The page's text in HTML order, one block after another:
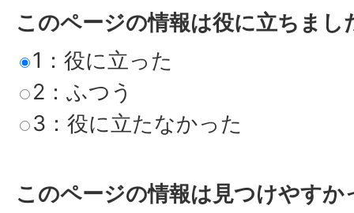
このページの情報は役に立ちまし
1：役に立った
2：ふつう
3：役に立たなかった
このページの情報は見つけやすか